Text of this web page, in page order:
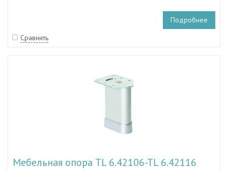
Подробнее
Сравнить
Мебельная опора TL 6.42106-TL 6.42116